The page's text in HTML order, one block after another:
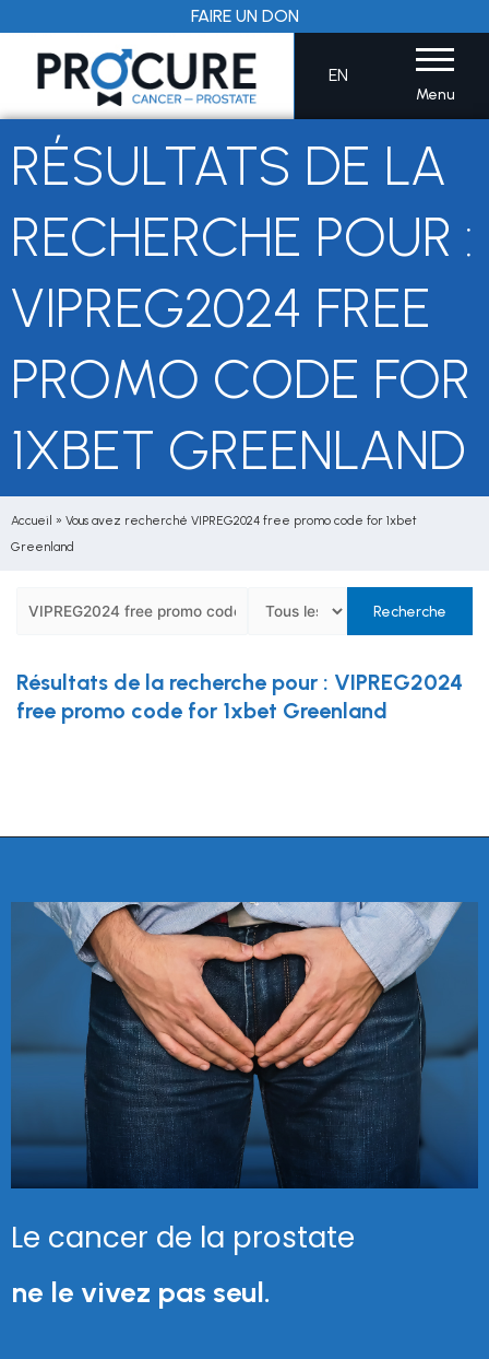
au
contenu
FAIRE UN DON
EN
Menu
RÉSULTATS DE LA
RECHERCHE POUR :
VIPREG2024 FREE
PROMO CODE FOR
1XBET GREENLAND
Accueil » Vous avez recherché VIPREG2024 free promo code for 1xbet
Greenland
Résultats de la recherche pour : VIPREG2024
free promo code for 1xbet Greenland
Le cancer de la prostate
ne le vivez pas seul.